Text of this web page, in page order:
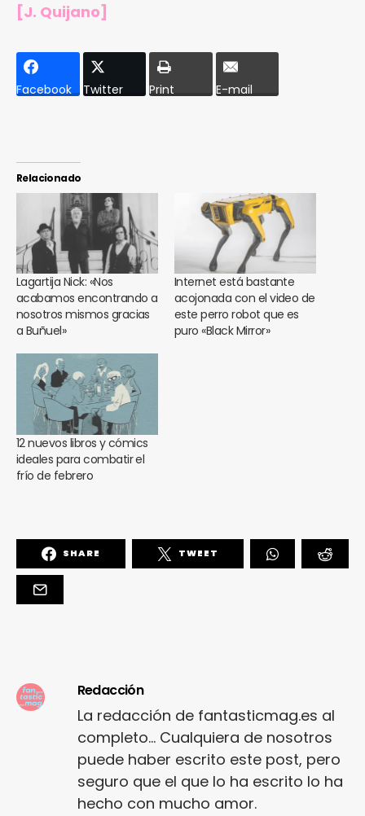
[J. Quijano]
Facebook Twitter Print E-mail
Relacionado
Lagartija Nick: «Nos
acabamos encontrando a
nosotros mismos gracias
a Buñuel»
Internet está bastante
acojonada con el video de
este perro robot que es
puro «Black Mirror»
12 nuevos libros y cómics
ideales para combatir el
frío de febrero
SHARE TWEET
Redacción
La redacción de fantasticmag.es al
completo... Cualquiera de nosotros
puede haber escrito este post, pero
seguro que el que lo ha escrito lo ha
hecho con mucho amor.